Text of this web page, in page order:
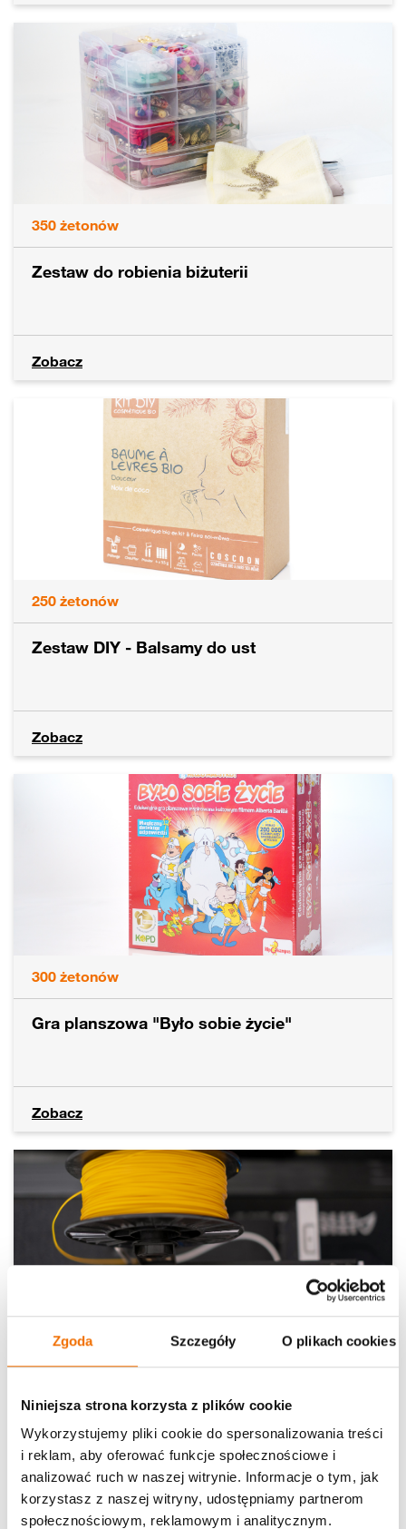
Zgoda Szczegóły O plikach cookies
Niniejsza strona korzysta z plików cookie
Wykorzystujemy pliki cookie do spersonalizowania treści
i reklam, aby oferować funkcje społecznościowe i
analizować ruch w naszej witrynie. Informacje o tym, jak
korzystasz z naszej witryny, udostępniamy partnerom
społecznościowym, reklamowym i analitycznym.
350 żetonów
Zestaw do robienia biżuterii
Zobacz
250 żetonów
Zestaw DIY - Balsamy do ust
Zobacz
300 żetonów
Gra planszowa "Było sobie życie"
Zobacz
200 żetonów
Filament PLA